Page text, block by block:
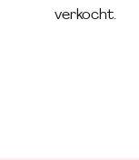
verkocht.